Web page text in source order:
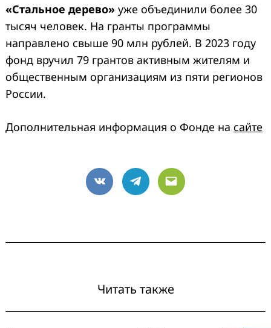
«Стальное дерево» уже объединили более 30
тысяч человек. На гранты программы
направлено свыше 90 млн рублей. В 2023 году
фонд вручил 79 грантов активным жителям и
общественным организациям из пяти регионов
России.
Дополнительная информация о Фонде на сайте
VK Telegram
Email
Читать также